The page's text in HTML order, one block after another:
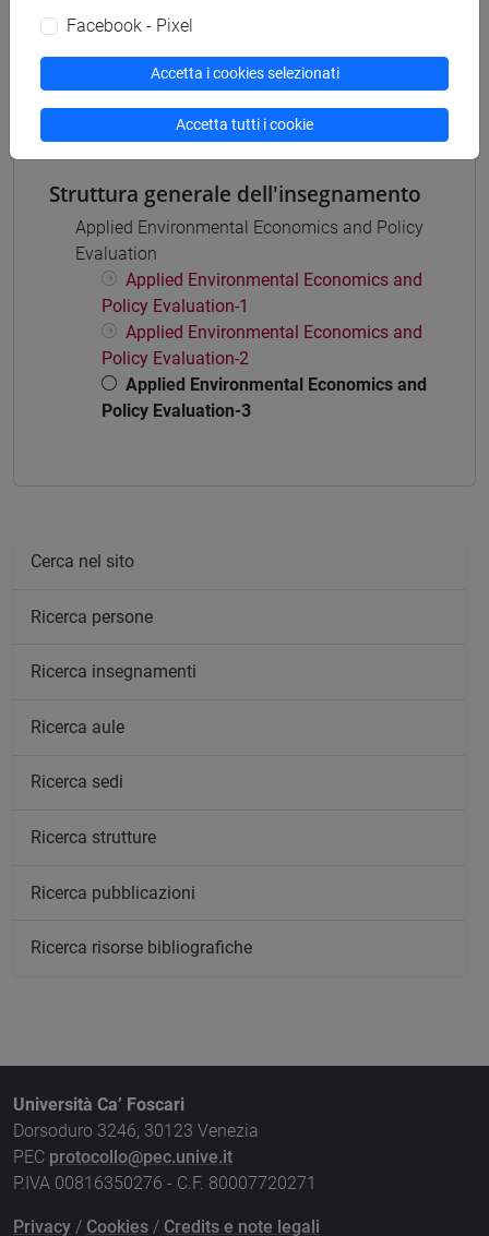
Evaluation-3 [PHD146]
Struttura generale dell'insegnamento
Applied Environmental Economics and Policy
Evaluation
Applied Environmental Economics and
Policy Evaluation-1
Applied Environmental Economics and
Policy Evaluation-2
Applied Environmental Economics and
Policy Evaluation-3
Cerca nel sito
Ricerca persone
Ricerca insegnamenti
Ricerca aule
Ricerca sedi
Ricerca strutture
Ricerca pubblicazioni
Ricerca risorse bibliografiche
Università Ca’ Foscari
Dorsoduro 3246, 30123 Venezia
PEC protocollo@pec.unive.it
P.IVA 00816350276 - C.F. 80007720271
Privacy / Cookies / Credits e note legali
Facebook - Pixel
Accetta i cookies selezionati
Accetta tutti i cookie